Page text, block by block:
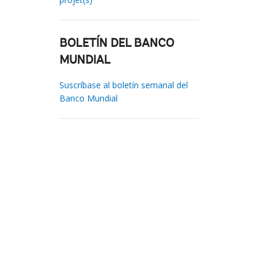
BOLETÍN DEL BANCO
MUNDIAL
Suscríbase al boletín semanal del
Banco Mundial